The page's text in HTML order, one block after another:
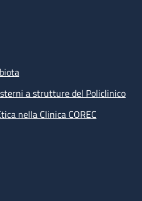
a strutture del Policlinico
nella Clinica COREC